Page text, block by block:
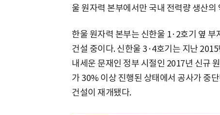
울 원자력 본부에서만 국내 전력량 생산
한울 원자력 본부는 신한울 1·2호기 옆
건설 중이다. 신한울 3·4호기는 지난
내세운 문재인 정부 시절인 2017년 신규
가 30% 이상 진행된 상태에서 공사가 중
건설이 재개됐다.